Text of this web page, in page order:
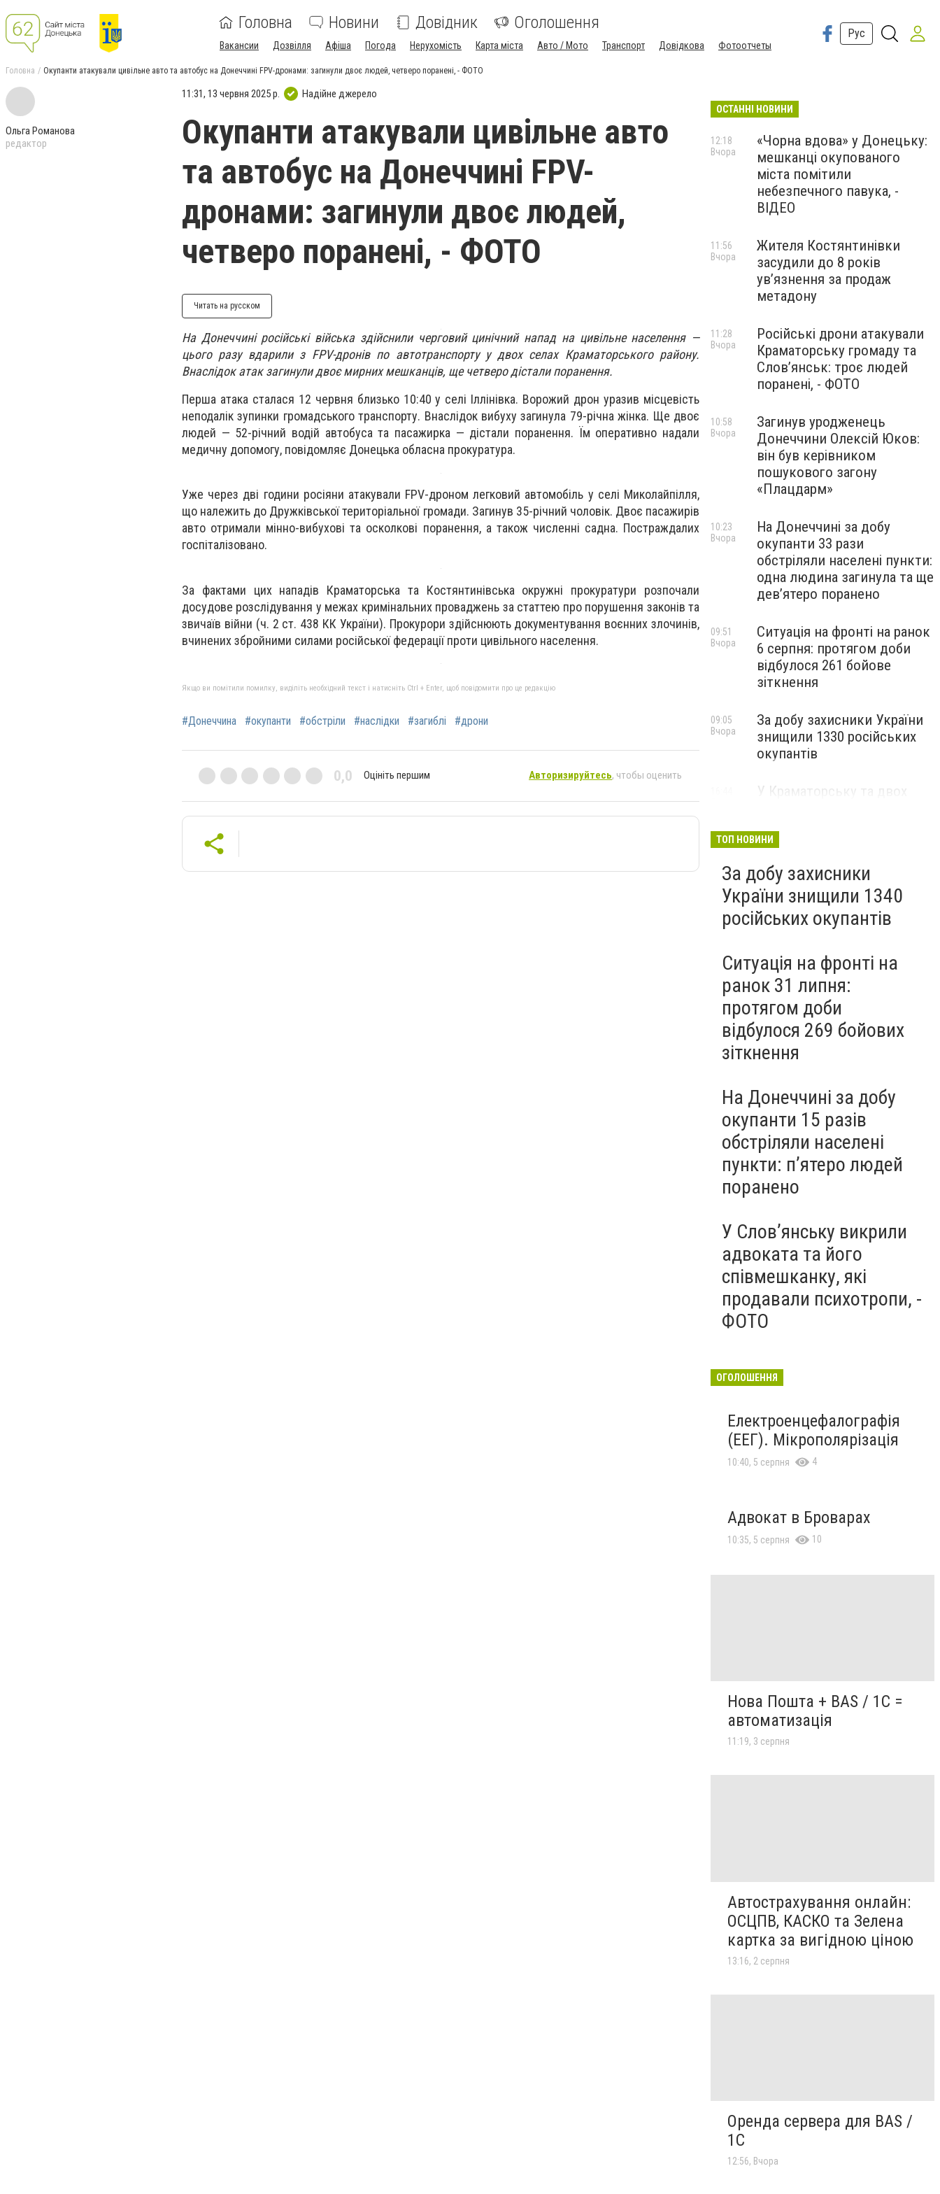
Головна Новини Довідник Оголошення
Вакансии Дозвілля Афіша Погода Нерухомість Карта міста Авто / Мото Транспорт Довідкова Фотоотчеты
Рус
Головна Окупанти атакували цивільне авто та автобус на Донеччині FPV-дронами: загинули двоє людей, четверо поранені, - ФОТО
Ольга Романова
редактор
11:31, 13 червня 2025 р. Надійне джерело
Окупанти атакували цивільне авто
та автобус на Донеччині FPV-
дронами: загинули двоє людей,
четверо поранені, - ФОТО
Читать на русском
На Донеччині російські війська здійснили черговий цинічний напад на цивільне населення —
цього разу вдарили з FPV-дронів по автотранспорту у двох селах Краматорського району.
Внаслідок атак загинули двоє мирних мешканців, ще четверо дістали поранення.
Перша атака сталася 12 червня близько 10:40 у селі Іллінівка. Ворожий дрон уразив місцевість
неподалік зупинки громадського транспорту. Внаслідок вибуху загинула 79-річна жінка. Ще двоє
людей — 52-річний водій автобуса та пасажирка — дістали поранення. Їм оперативно надали
медичну допомогу, повідомляє Донецька обласна прокуратура.
Уже через дві години росіяни атакували FPV-дроном легковий автомобіль у селі Миколайпілля,
що належить до Дружківської територіальної громади. Загинув 35-річний чоловік. Двоє пасажирів
авто отримали мінно-вибухові та осколкові поранення, а також численні садна. Постраждалих
госпіталізовано.
За фактами цих нападів Краматорська та Костянтинівська окружні прокуратури розпочали
досудове розслідування у межах кримінальних проваджень за статтею про порушення законів та
звичаїв війни (ч. 2 ст. 438 КК України). Прокурори здійснюють документування воєнних злочинів,
вчинених збройними силами російської федерації проти цивільного населення.
Якщо ви помітили помилку, виділіть необхідний текст і натисніть Ctrl + Enter, щоб повідомити про це редакцію
#Донеччина #окупанти #обстріли #наслідки #загиблі #дрони
0,0 Оцініть першим Авторизируйтесь, чтобы оценить
ОСТАННІ НОВИНИ
«Чорна вдова» у Донецьку:
мешканці окупованого
міста помітили
небезпечного павука, -
ВІДЕО
12:18
Вчора
Жителя Костянтинівки
засудили до 8 років
ув’язнення за продаж
метадону
11:56
Вчора
Російські дрони атакували
Краматорську громаду та
Слов’янськ: троє людей
поранені, - ФОТО
11:28
Вчора
Загинув уродженець
Донеччини Олексій Юков:
він був керівником
пошукового загону
«Плацдарм»
10:58
Вчора
На Донеччині за добу
окупанти 33 рази
обстріляли населені пункти:
одна людина загинула та ще
девʼятеро поранено
10:23
Вчора
Ситуація на фронті на ранок
6 серпня: протягом доби
відбулося 261 бойове
зіткнення
09:51
Вчора
За добу захисники України
знищили 1330 російських
окупантів
09:05
Вчора
У Краматорську та двох
евакуацію дітей із
ТОП НОВИНИ
За добу захисники
України знищили 1340
російських окупантів
Ситуація на фронті на
ранок 31 липня:
протягом доби
відбулося 269 бойових
зіткнення
На Донеччині за добу
окупанти 15 разів
обстріляли населені
пункти: пʼятеро людей
поранено
У Слов’янську викрили
адвоката та його
співмешканку, які
продавали психотропи, -
ФОТО
ОГОЛОШЕННЯ
Електроенцефалографія
(ЕЕГ). Мікрополярізація
10:40, 5 серпня 4
Адвокат в Броварах
10:35, 5 серпня 10
Нова Пошта + BAS / 1C =
автоматизація
11:19, 3 серпня
Автострахування онлайн:
ОСЦПВ, КАСКО та Зелена
картка за вигідною ціною
13:16, 2 серпня
Оренда сервера для BAS /
1C
12:56, Вчора